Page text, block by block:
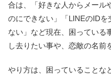
合は、「好きな人からメール
のにできない」「LINEのID
ない」など現在、困っている
し去りたい事や、恋敵の名前
やり方は、困っていることな